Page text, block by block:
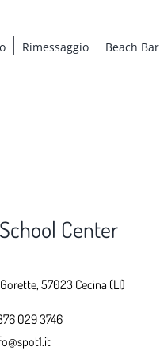
Rimessaggio Beach Bar
Center
57023 Cecina (LI)
029 3746